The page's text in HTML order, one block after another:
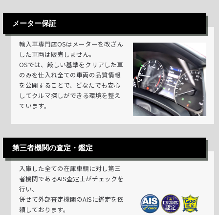
メーター保証
輸入車専門店OSはメーターを改ざん
した車両は販売しません。
OSでは、厳しい基準をクリアした車
のみを仕入れ全ての車両の品質情報
を公開することで、どなたでも安心
してクルマ探しができる環境を整え
ています。
第三者機関の査定・鑑定
入庫した全ての在庫車輌に対し第三
者機関であるAIS査定士がチェックを
行い、
併せて外部査定機関のAISに鑑定を依
頼しております。